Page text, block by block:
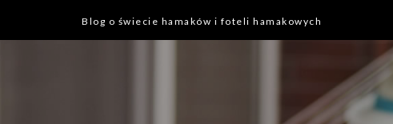
Blog o świecie hamaków i foteli hamakowych